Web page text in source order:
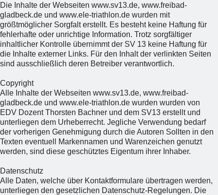
Die Inhalte der Webseiten www.sv13.de, www.freibad-
gladbeck.de und www.ele-triathlon.de wurden mit
größtmöglicher Sorgfalt erstellt. Es besteht keine Haftung für
fehlerhafte oder unrichtige Information. Trotz sorgfältiger
inhaltlicher Kontrolle übernimmt der SV 13 keine Haftung für
die Inhalte externer Links. Für den Inhalt der verlinkten Seiten
sind ausschließlich deren Betreiber verantwortlich.
Copyright
Alle Inhalte der Webseiten www.sv13.de, www.freibad-
gladbeck.de und www.ele-triathlon.de wurden wurden von
EDV Dozent Thorsten Bachner und dem SV13 erstellt und
unterliegen dem Urheberrecht. Jegliche Verwendung bedarf
der vorherigen Genehmigung durch die Autoren Sollten in den
Texten eventuell Markennamen und Warenzeichen genutzt
werden, sind diese geschütztes Eigentum ihrer Inhaber.
Datenschutz
Alle Daten, welche über Kontaktformulare übertragen werden,
unterliegen den gesetzlichen Datenschutz-Regelungen. Die